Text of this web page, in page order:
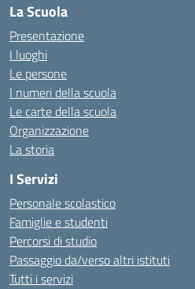
La Scuola
Presentazione
I luoghi
Le persone
I numeri della scuola
Le carte della scuola
Organizzazione
La storia
I Servizi
Personale scolastico
Famiglie e studenti
Percorsi di studio
Passaggio da/verso altri istituti
Tutti i servizi